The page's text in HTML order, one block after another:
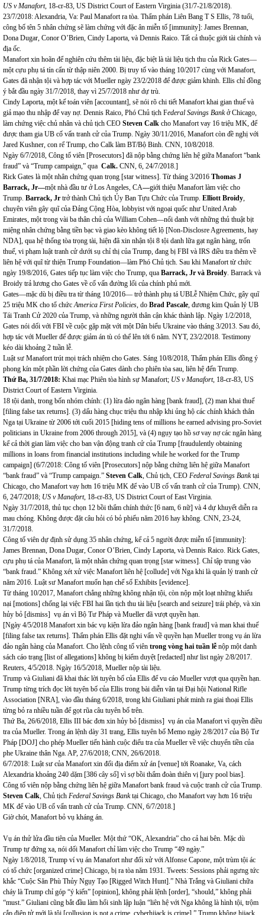
US v Manafort, 18-cr-83, US District Court of Eastern Virginia (31/7-21/8/2018).
23/7/2018: Alexandria, Va: Paul Manafort ra tòa. Thẩm phán Liên Bang T S Ellis, 78 tuổi,
công bố tên 5 nhân chứng sẽ làm chứng với đặc ân miễn tố [immunity]: James Brennan,
Dona Dugar, Conor O’Brien, Cindy Laporta, và Dennis Raico. Tất cả thuộc giới tài chính và
địa ốc.
Manafort xin hoãn để nghiên cứu thêm tài liệu, đặc biệt là tài liệu tịch thu của Rick Gates—
một cựu phụ tá tín cẩn từ thập niên 2000. Bị truy tố vào tháng 10/2017 cùng với Manafort,
Gates đã nhận tội và hợp tác với Mueller ngày 23/2/2018 để được giảm khinh. Ellis chỉ đồng
ý bắt đầu ngày 31/7/2018, thay vì 25/7/2018 như dự trù.
Cindy Laporta, một kế toán viên [accountant], sẽ nói rõ chi tiết Manafort khai gian thuế và
giả mạo thu nhập để vay nợ. Dennis Raico, Phó Chủ tịch Federal Savings Bankở Chicago,
làm chứng việc chủ nhân và chủ tịch CEO Steven Calk cho Manafort vay 16 triệu MK, để
được tham gia UB cố vấn tranh cử của Trump. Ngày 30/11/2016, Manafort còn đề nghị với
Jared Kushner, con rể Trump, cho Calk làm BT/Bộ Binh. CNN, 10/8/2018.
Ngày 6/7/2018, Công tố viên [Prosecutors] đã nộp bằng chứng liên hệ giữa Manafort “bank
fraud” và “Trump campaign,” qua Calk. CNN, 6, 24/7/2018.]
Rick Gates là một nhân chứng quan trọng [star witness]. Từ tháng 3/2016 Thomas J
Barrack, Jr—một nhà đầu tư ở Los Angeles, CA—giới thiệu Manafort làm việc cho
Trump. Barrack, Jr trở thành Chủ tịch Ủy Ban Tựu Chức của Trump. Elliott Broidy
chuyên viên gây quĩ của Đảng Cộng Hòa, lobbyist với ngoại quốc như United Arab
Emirates, một trong vài ba thân chủ của William Cohen—nổi danh với những thủ thuật bịt
miệng nhân chứng bằng tiền bạc và giao kèo không tiết lộ [Non-Disclosre Agreements, hay
NDA], qua hệ thống tòa trọng tài, hiện đã xin nhận tội 8 tội danh lữa gạt ngân hàng, trốn
thuế, vi phạm luật tranh cử dưới sụ chỉ thị của Trump, đang bị FBI và IRS điều tra thêm về
liên hệ với quĩ từ thiện Trump Foundation—làm Phó Chủ tịch. Sau khi Manafort từ chức
ngày 19/8/2016, Gates tiếp tục làm việc cho Trump, qua Barrack, Jr và Broidy . Barrack và
Broidy trả lương cho Gates về cố vấn đường lối của chính phủ mới.
Gates—mặc dù bị điều tra từ tháng 10/2016— trở thành phụ tá UBLễ Nhiệm Chức, gây quĩ
25 triệu MK cho tổ chức America First Policies , do Brad Pascale , đương kim Quản lý UB
Tái Tranh Cử 2020 của Trump, và những người thân cận khác thành lập. Ngày 1/2/2018,
Gates nói dối với FBI về cuộc gặp mặt với một Dân biểu Ukraine vào tháng 3/2013. Sau đó,
hợp tác với Mueller để được giảm án tù có thể lên tới 6 năm. NYT, 23/2/2018. Testimony
kéo dài khoảng 2 tuần lễ.
Luật sư Manafort trút mọi trách nhiệm cho Gates. Sáng 10/8/2018, Thẩm phán Ellis đồng ý
phong kín một phần lời chứng của Gates dành cho phiên tòa sau, liên hệ đến Trump.
ThứBa, 31/7/2018: Khai mạc Phiên tòa hình sự Manafort; US v Manafort, 18-cr-83, US
District Court of Eastern Virginia.
18 tội danh, trong bốn nhóm chính: (1) lừa đảo ngân hàng [bank fraud], (2) man khai thuế
[filing false tax returns]. (3) dấu hàng chục triệu thu nhập khi ủng hộ các chính khách thân
Nga tại Ukraine từ 2006 tới cuối 2015 [hiding tens of millions he earned advising pro-Soviet
politicians in Ukraine from 2006 through 2015], và (4) ngụy tạo hồ sơ vay nợ các ngân hàng
kể cả thời gian làm việc cho ban vận động tranh cử của Trump [fraudulently obtaining
millions in loans from financial institutions including while he worked for the Trump
campaign] (6/7/2018: Công tố viên [Prosecutors] nộp bằng chứng liên hệ giữa Manafort
“bank fraud” và “Trump campaign.” Steven Calk , Chủ tịch, CEO Federal Savings Banktại
Chicago, cho Manafort vay hơn 16 triệu MK để vào UB cố vấn tranh cử của Trump). CNN,
6, 24/7/2018; US v Manafort, 18-cr-83, US District Court of East Virginia.
Ngày 31/7/2018, thủ tục chọn 12 bồi thẩm chính thức [6 nam, 6 nữ] và 4 dự khuyết diễn ra
mau chóng. Không được đặt câu hỏi có bỏ phiếu năm 2016 hay không. CNN, 23-24,
31/7/2018.
Công tố viên dự định sử dụng 35 nhân chứng, kể cả 5 người được miễn tổ [immunity]:
James Brennan, Dona Dugar, Conor O’Brien, Cindy Laporta, và Dennis Raico. Rick Gates,
cựu phụ tá của Manafort, là một nhân chứng quan trọng [star witness]. Chỉ tập trung vào
“bank fraud.” Không xét xử việc Manafort liên hệ [collude] với Nga khi là quản lý tranh cử
năm 2016. Luật sư Manafort muốn hạn chế số Exhibits [evidence].
Từ tháng 10/2017, Manafort chẳng những không nhận tội, còn nộp một loạt những khiếu
nại [motions] chống lại việc FBI hai lần tịch thu tài liệu [search and seizure] trái phép, và xin
hủy bỏ [dismiss] vụ án vì Bộ Tư Pháp và Mueller đã vượt quyền hạn.
[Ngày 4/5/2018 Manafort xin bác vụ kiện lừa đảo ngân hàng [bank fraud] và man khai thuế
[filing false tax returns]. Thẩm phán Ellis đặt nghi vấn về quyền hạn Mueller trong vụ án lừa
đảo ngân hàng của Manafort. Cho lệnh công tố viên trong vòng hai tuần lễ nộp một danh
sách cáo trạng [list of allegations] không bị kiểm duyệt [redacted] như list ngày 2/8/2017.
Reuters, 4/5/2018. Ngày 16/5/2018, Mueller nộp tài liệu.
Trump và Giuliani đã khai thác lời tuyên bố của Ellis để vu cáo Mueller vượt qua quyền hạn.
Trump từng trích đọc lời tuyên bố của Ellis trong bài diễn văn tại Đại hội National Rifle
Association [NRA], vào đầu tháng 6/2018, trong khi Giuliani phát minh ra giai thoại Ellis
từng bỏ ra nhiều tuần để gọt rũa câu tuyên bố trên.
Thứ Ba, 26/6/2018, Ellis III bác đơn xin hủy bỏ [dismiss] vụ án của Manafort vì quyền điều
tra của Mueller. Trong án lệnh dày 31 trang, Ellis tuyên bố Memo ngày 2/8/2017 của Bộ Tư
Pháp [DOJ] cho phép Mueller tiến hành cuộc điểu tra của Mueller về việc chuyển tiền của
phe Ukraine thân Nga. AP, 27/6/2018; CNN, 26/6/2018.
6/7/2018: Luật sư của Manafort xin đổi địa điểm xử án [venue] tới Roanake, Va, cách
Alexandria khoảng 240 dặm [386 cây số] vì sợ bồi thẩm đoàn thiên vị [jury pool bias].
Công tố viên nộp bằng chứng liên hệ giữa Manafort bank fraud và cuộc tranh cử của Trump.
Steven Calk , Chủ tịch Federal Savings Banktại Chicago, cho Manafort vay hơn 16 triệu
MK để vào UB cố vấn tranh cử của Trump. CNN, 6/7/2018.]
Giờ chót, Manafort bỏ vụ kháng án.
Vụ án thử lửa đầu tiên của Mueller. Một thứ “OK, Alexandria” cho cả hai bên. Mặc dù
Trump tự đứng xa, nói dối Manafort chỉ làm việc cho Trump “49 ngày.”
Ngày 1/8/2018, Trump ví vụ án Manafort như đối xử với Alfonse Capone, một trùm tội ác
có tổ chức [organized crime] Chicago, bị ra tòa năm 1931. Tweets: Sessions phải ngưng tức
khắc “Cuộc Săn Phù Thủy Ngụy Tạo [Rigged Witch Hunt].” Nhà Trắng và Giuliani chữa
cháy là Trump chỉ góp “ý kiến” [opinion], không phải lệnh [order], “should,” không phải
“must.” Giuliani cũng bắt đầu làm hổi sinh lập luận “liên hệ với Nga không là hình tội, trộm
cắp điện tử mới là tội [collusion is not a crime, cyberhijack is crime],” Trump không hijack,